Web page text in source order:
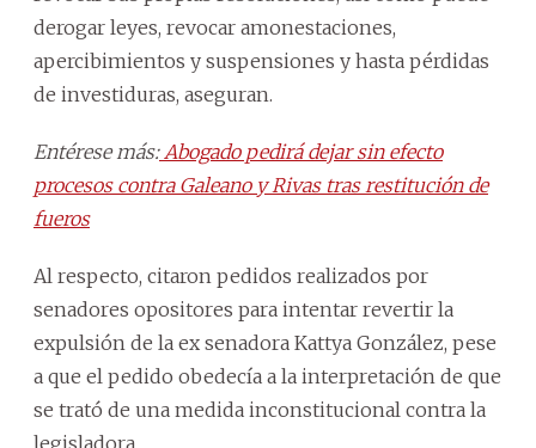
derogar leyes, revocar amonestaciones,
apercibimientos y suspensiones y hasta pérdidas
de investiduras, aseguran.
Entérese más:Abogado pedirá dejar sin efecto
procesos contra Galeano y Rivas tras restitución de
fueros
Al respecto, citaron pedidos realizados por
senadores opositores para intentar revertir la
expulsión de la ex senadora Kattya González, pese
a que el pedido obedecía a la interpretación de que
se trató de una medida inconstitucional contra la
legisladora.